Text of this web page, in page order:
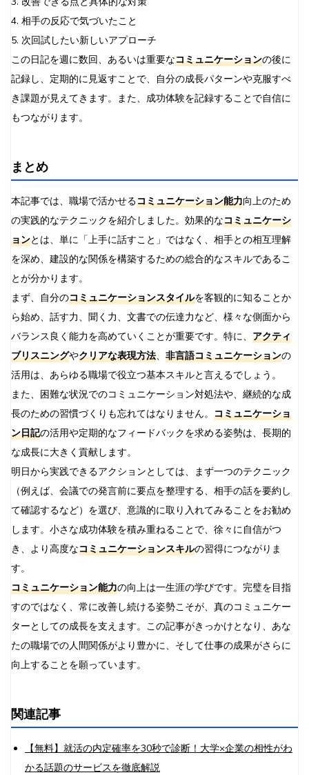
4. 相手の反応で気づいたこと
5. 次回試したい新しいアプローチ
この日記を週に数回、あるいは重要なコミュニケーションの後に
記録し、定期的に見返すことで、自分の成長パターンや克服すべ
き課題が見えてきます。また、成功体験を記録することで自信に
もつながります。
まとめ
本記事では、職場で活かせるコミュニケーション能力向上のため
の実践的なテクニックを紹介しました。効果的なコミュニケーシ
ョンとは、単に「上手に話すこと」ではなく、相手との相互理解
を深め、建設的な関係を構築するための総合的なスキルであるこ
とが分かります。
まず、自分のコミュニケーションスタイルを客観的に知ることか
ら始め、話す力、聞く力、文書での伝達力など、様々な側面から
バランス良く能力を高めていくことが重要です。特に、 アクティ
ブリスニングやクリアな表現方法、 非言語コミュニケーションの
活用は、あらゆる職場で役立つ基本スキルと言えるでしょう。
また、困難な状況でのコミュニケーション対処法や、継続的な成
長のための習慣づくりも忘れてはなりません。 コミュニケーショ
ン日記の活用や定期的なフィードバックを求める姿勢は、長期的
な成長に大きく貢献します。
明日から実践できるアクションとしては、まず一つのテクニック
（例えば、会議での発言前に要点を整理する、相手の話を要約し
て確認するなど）を選び、意識的に取り入れてみることをお勧め
します。小さな成功体験を積み重ねることで、徐々に自信がつ
き、より高度なコミュニケーションスキルの習得につながりま
す。
コミュニケーション能力の向上は一生涯の学びです。完璧を目指
すのではなく、常に改善し続ける姿勢こそが、真のコミュニケー
ターとしての成長を支えます。この記事がきっかけとなり、あな
たの職場での人間関係がより豊かに、そして仕事の成果がさらに
向上することを願っています。
関連記事
【無料】就活の内定確率を30秒で診断！大学×企業の相性がわ
かる話題のサービスを徹底解説